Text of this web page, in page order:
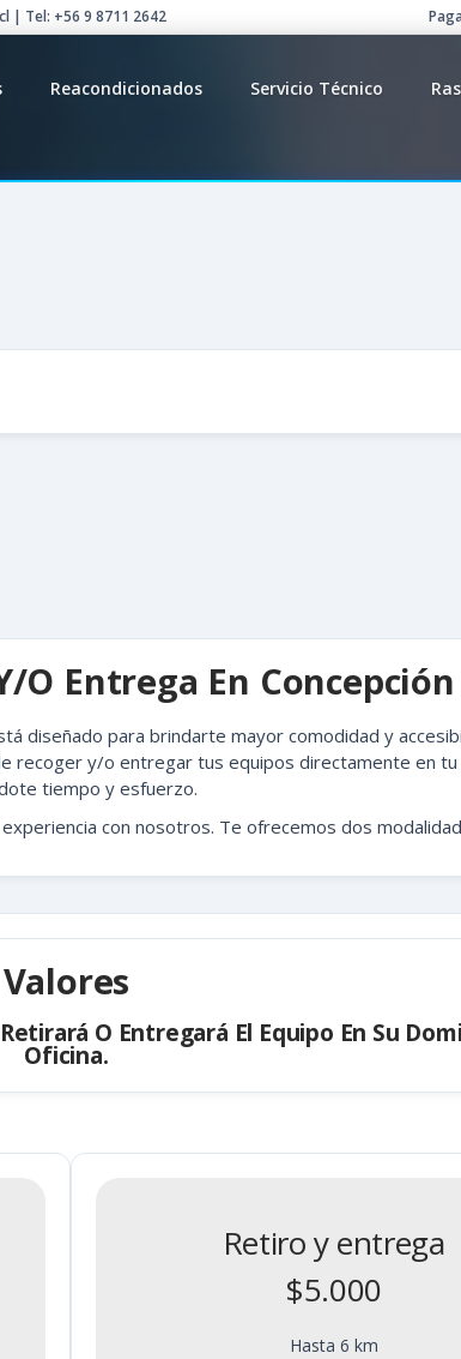
| Tel: +56 9 8711 2642
Reacondicionados Servicio Técnico
o Entrega En Concepción
diseñado para brindarte mayor comodidad y
recoger y/o entregar tus equipos directamente en tu
tiempo y esfuerzo.
con nosotros. Te ofrecemos dos
Valores
O Entregará El Equipo En Su
Oficina.​
Retiro y entrega
$5.000
Hasta 6 km